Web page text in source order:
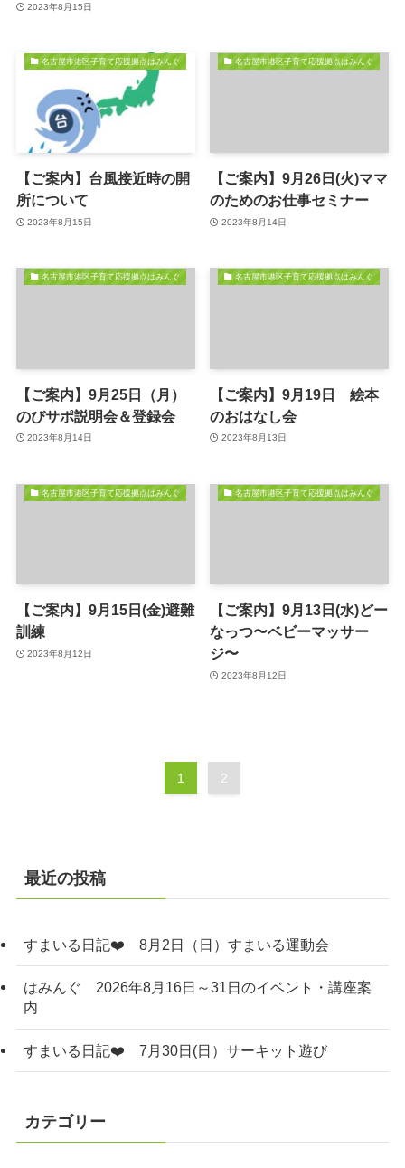
2023年8月15日
名古屋市港区子育て応援拠点はみんぐ
【ご案内】台風接近時の開
所について
2023年8月15日
名古屋市港区子育て応援拠点はみんぐ
【ご案内】9月26日(火)ママ
のためのお仕事セミナー
2023年8月14日
名古屋市港区子育て応援拠点はみんぐ
【ご案内】9月25日（月）
のびサポ説明会＆登録会
2023年8月14日
名古屋市港区子育て応援拠点はみんぐ
【ご案内】9月19日 絵本
のおはなし会
2023年8月13日
名古屋市港区子育て応援拠点はみんぐ
【ご案内】9月15日(金)避難
訓練
2023年8月12日
名古屋市港区子育て応援拠点はみんぐ
【ご案内】9月13日(水)どー
なっつ〜ベビーマッサー
ジ〜
2023年8月12日
1 2
最近の投稿
すまいる日記❤️ 8月2日（日）すまいる運動会
はみんぐ 2026年8月16日～31日のイベント・講座案
内
すまいる日記❤️ 7月30日(日）サーキット遊び
カテゴリー